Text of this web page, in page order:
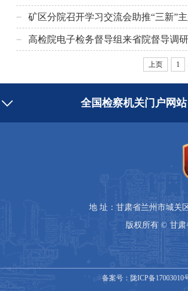
矿区分院召开学习交流会助推“三新”
高检院电子检务督导组来省院督导调研
上页 1
全国检察机关门户网站
地 址：甘肃省兰州市城
版权所有 © 甘
备案号： 陇ICP备17003010